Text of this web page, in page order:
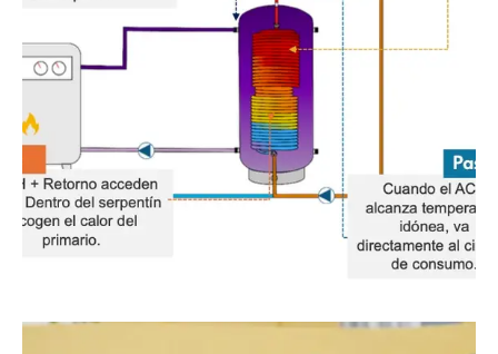
7 de noviembre de 2025
Nuevo sistema de acumulador acs
sin legionella